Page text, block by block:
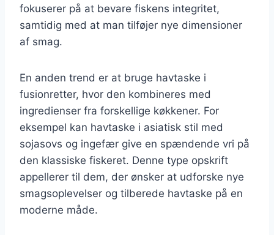
fokuserer på at bevare fiskens integritet,
samtidig med at man tilføjer nye dimensioner
af smag.
En anden trend er at bruge havtaske i
fusionretter, hvor den kombineres med
ingredienser fra forskellige køkkener. For
eksempel kan havtaske i asiatisk stil med
sojasovs og ingefær give en spændende vri på
den klassiske fiskeret. Denne type opskrift
appellerer til dem, der ønsker at udforske nye
smagsoplevelser og tilberede havtaske på en
moderne måde.